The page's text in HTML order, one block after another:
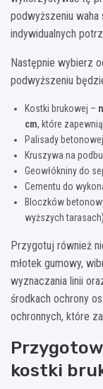
podwyższeniu
indywidualnych
Następnie wybierz
podwyższeniu
Kostki brukowej –
cm, które
Palisady
Kruszywa na
Geowłókniny do
Cementu do
Bloczków
wyższych tarasach)
Przygotuj również
młotek gumowy,
wyznaczania linii
środkach ochrony
ochronnych, które
kostki